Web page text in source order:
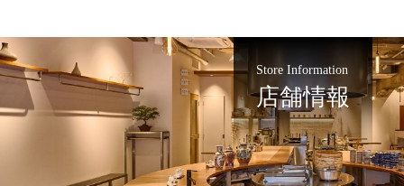
Store Information
店舗情報